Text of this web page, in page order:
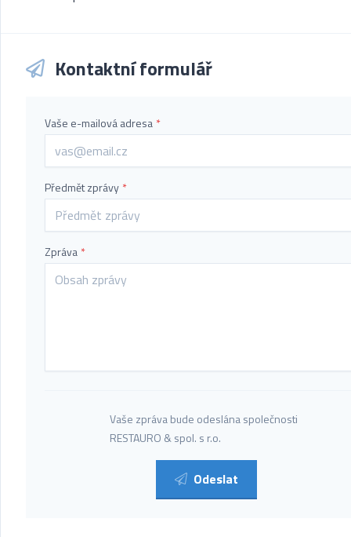
Kontaktní formulář
Vaše e-mailová adresa *
Předmět zprávy *
Zpráva *
Vaše zpráva bude odeslána společnosti
RESTAURO & spol. s r.o.
Odeslat